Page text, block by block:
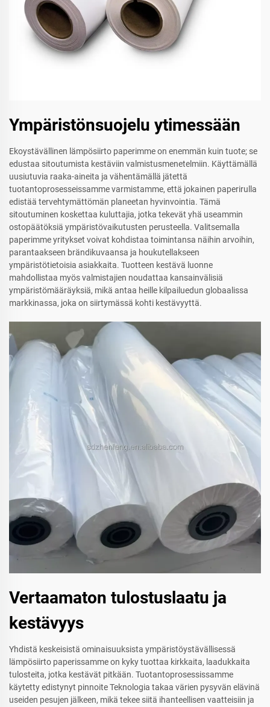
Ympäristönsuojelu ytimessään
Ekoystävällinen lämpösiirto paperimme on enemmän kuin tuote; se
edustaa sitoutumista kestäviin valmistusmenetelmiin. Käyttämällä
uusiutuvia raaka-aineita ja vähentämällä jätettä
tuotantoprosesseissamme varmistamme, että jokainen paperirulla
edistää tervehtymättömän planeetan hyvinvointia. Tämä
sitoutuminen koskettaa kuluttajia, jotka tekevät yhä useammin
ostopäätöksiä ympäristövaikutusten perusteella. Valitsemalla
paperimme yritykset voivat kohdistaa toimintansa näihin arvoihin,
parantaakseen brändikuvaansa ja houkutellakseen
ympäristötietoisia asiakkaita. Tuotteen kestävä luonne
mahdollistaa myös valmistajien noudattaa kansainvälisiä
ympäristömääräyksiä, mikä antaa heille kilpailuedun globaalissa
markkinassa, joka on siirtymässä kohti kestävyyttä.
Vertaamaton tulostuslaatu ja
kestävyys
Yhdistä keskeisistä ominaisuuksista ympäristöystävällisessä
lämpösiirto paperissamme on kyky tuottaa kirkkaita, laadukkaita
tulosteita, jotka kestävät pitkään. Tuotantoprosessissamme
käytetty edistynyt pinnoite Teknologia takaa värien pysyvän elävinä
useiden pesujen jälkeen, mikä tekee siitä ihanteellisen vaatteisiin ja